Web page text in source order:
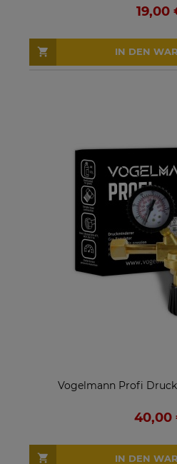
19,00
IN DEN
Vogelmann Profi
40,00
IN DEN